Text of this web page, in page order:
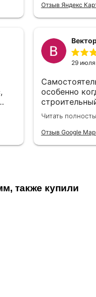
Отзыв Яндекс
29
особенно
стали
объяснили,
Читать
Отзыв Google
также купили